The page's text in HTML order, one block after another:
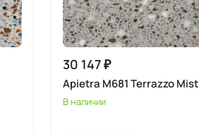
30 147 ₽
Apietra M681 Terrazzo Mist
В наличии